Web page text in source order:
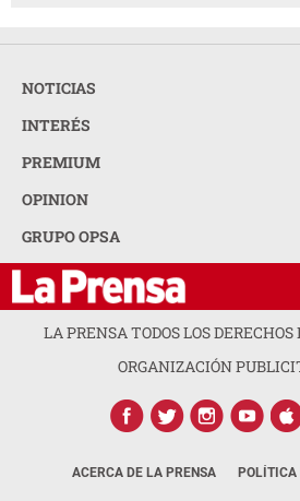
NOTICIAS
INTERÉS
PREMIUM
OPINION
GRUPO OPSA
LA PRENSA TODOS LOS DERECHOS
ORGANIZACIÓN
ACERCA DE LA PRENSA